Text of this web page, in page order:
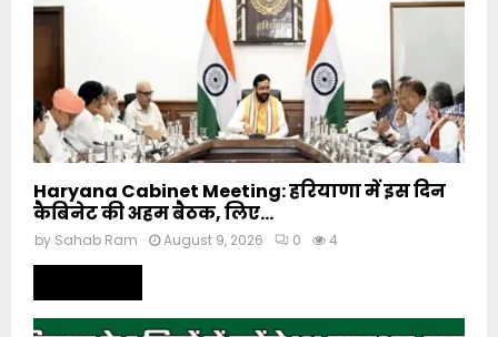
Haryana Cabinet Meeting: हरियाणा में इस दिन
कैबिनेट की अहम बैठक, लिए...
by Sahab Ram August 9, 2026 0 4